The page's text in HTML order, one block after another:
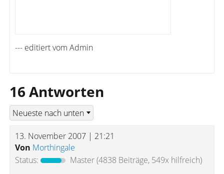
--- editiert vom Admin
16 Antworten
13. November 2007 | 21:21
Von Morthingale
Status:
Master(4838 Beiträge, 549x hilfreich)